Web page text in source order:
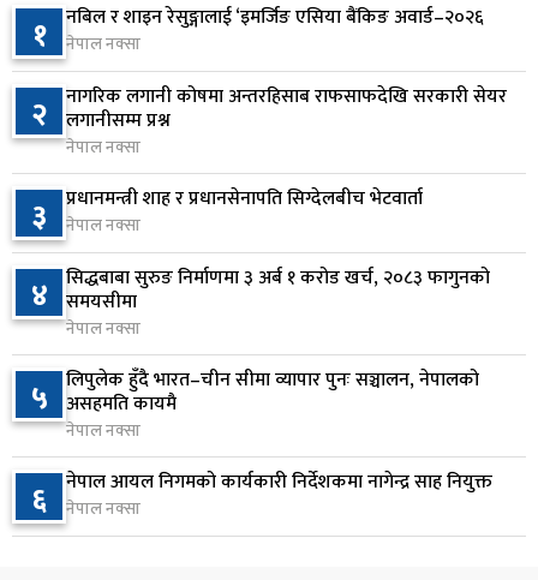
६
उपत्यकाका ५५ डिपोमा प्रहरी तैनाथ गरेर ग्यास वितरण
सुरु
२0 घण्टा अघि
७
डिजिटल भुक्तानीको प्रयोगमा तीव्र वृद्धि, क्यूआर र
मोबाइल बैंकिङमा उच्च विस्तार
१ दिन अघि
८
भूमि व्यवस्था मन्त्रालयसँग सम्बन्धित सबैभन्दा बढी उजुरी,
गृह र शिक्षा मन्त्रालय दोस्रो र तेस्रो
२ दिन अघि
९
लाभांश घोषणा गर्ने पहिलो बैंक बन्यो कामना सेवा विकास
बैंक
१०
ढल्केबर ट्रमा सेन्टर माग्दै सांसद यादवको संसद्‌मा मौन
विरोध
१ नबिल र शाइन रेसुङ्गालाई ‘इमर्जिङ एसिया बैंकिङ अवार्ड–२०२६
नेपाल नक्सा
२ नागरिक लगानी कोषमा अन्तरहिसाब राफसाफदेखि सरकारी सेयर
लगानीसम्म प्रश्न
नेपाल नक्सा
३ प्रधानमन्त्री शाह र प्रधानसेनापति सिग्देलबीच भेटवार्ता
नेपाल नक्सा
४ सिद्धबाबा सुरुङ निर्माणमा ३ अर्ब १ करोड खर्च, २०८३ फागुनको
समयसीमा
नेपाल नक्सा
५ लिपुलेक हुँदै भारत–चीन सीमा व्यापार पुनः सञ्चालन, नेपालको
असहमति कायमै
नेपाल नक्सा
६ नेपाल आयल निगमको कार्यकारी निर्देशकमा नागेन्द्र साह नियुक्त
नेपाल नक्सा